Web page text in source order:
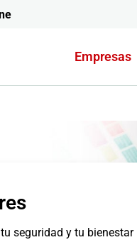
Empresas
seguridad y tu bienestar